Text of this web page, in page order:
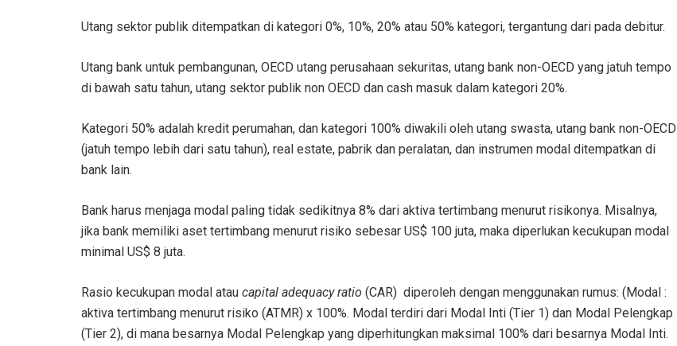
Utang sektor publik ditempatkan di kategori 0%, 10%, 20% atau 50% kategori, tergantung dari pada debitur.
Utang bank untuk pembangunan, OECD utang perusahaan sekuritas, utang bank non-OECD yang jatuh tempo
di bawah satu tahun, utang sektor publik non OECD dan cash masuk dalam kategori 20%.
Kategori 50% adalah kredit perumahan, dan kategori 100% diwakili oleh utang swasta, utang bank non-OECD
(jatuh tempo lebih dari satu tahun), real estate, pabrik dan peralatan, dan instrumen modal ditempatkan di
bank lain.
Bank harus menjaga modal paling tidak sedikitnya 8% dari aktiva tertimbang menurut risikonya. Misalnya,
jika bank memiliki aset tertimbang menurut risiko sebesar US$ 100 juta, maka diperlukan kecukupan modal
minimal US$ 8 juta.
Rasio kecukupan modal atau capital adequacy ratio (CAR) diperoleh dengan menggunakan rumus: (Modal :
aktiva tertimbang menurut risiko (ATMR) x 100%. Modal terdiri dari Modal Inti (Tier 1) dan Modal Pelengkap
(Tier 2), di mana besarnya Modal Pelengkap yang diperhitungkan maksimal 100% dari besarnya Modal Inti.